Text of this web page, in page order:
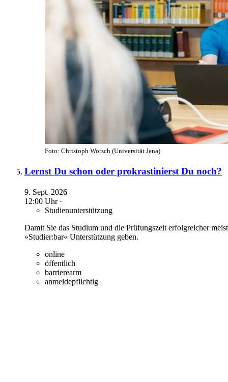
Foto: Christoph Worsch (Universität Jena)
Lernst Du schon oder prokrastinierst Du noch?
9. Sept. 2026
12:00 Uhr ·
Studienunterstützung
Damit Sie das Studium und die Prüfungszeit erfolgreicher
»Studier:bar« Unterstützung geben.
online
öffentlich
barrierearm
anmeldepflichtig